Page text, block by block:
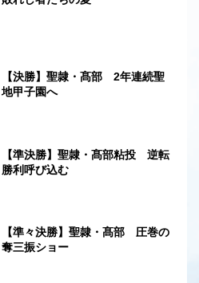
【決勝】聖隷・髙部 2年連続聖
地甲子園へ
【準決勝】聖隷・髙部粘投 逆転
勝利呼び込む
【準々決勝】聖隷・髙部 圧巻の
奪三振ショー